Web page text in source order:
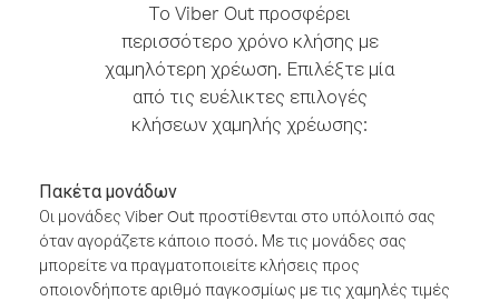
Το Viber Out προσφέρει
περισσότερο χρόνο κλήσης με
χαμηλότερη χρέωση. Επιλέξτε μία
από τις ευέλικτες επιλογές
κλήσεων χαμηλής χρέωσης:
Πακέτα μονάδων
Οι μονάδες Viber Out προστίθενται στο υπόλοιπό σας
όταν αγοράζετε κάποιο ποσό. Με τις μονάδες σας
μπορείτε να πραγματοποιείτε κλήσεις προς
οποιονδήποτε αριθμό παγκοσμίως με τις χαμηλές τιμές